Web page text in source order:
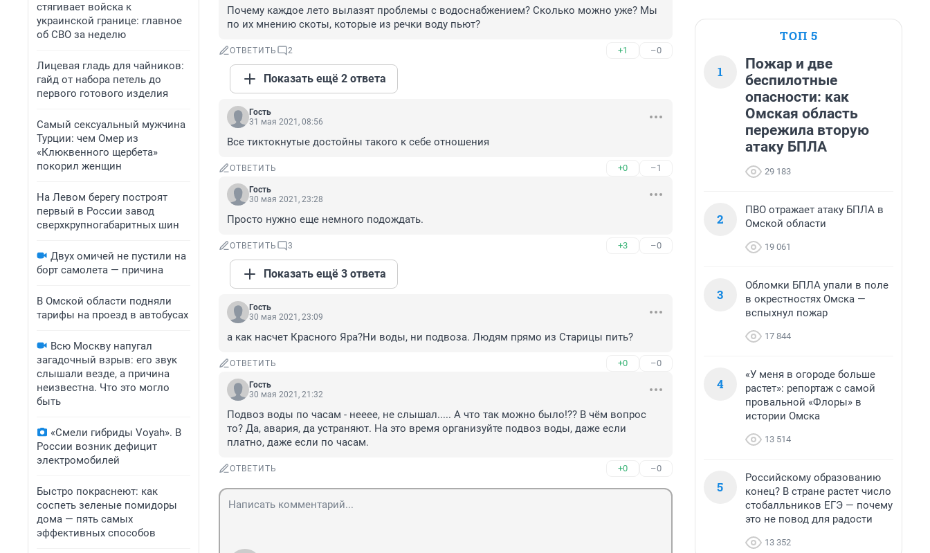
стягивает войска к
украинской границе: главное
об СВО за неделю
Лицевая гладь для чайников:
гайд от набора петель до
первого готового изделия
Самый сексуальный мужчина
Турции: чем Омер из
«Клюквенного щербета»
покорил женщин
На Левом берегу построят
первый в России завод
сверхкрупногабаритных шин
Двух омичей не пустили на
борт самолета — причина
В Омской области подняли
тарифы на проезд в автобусах
Всю Москву напугал
загадочный взрыв: его звук
слышали везде, а причина
неизвестна. Что это могло
быть
«Смели гибриды Voyah». В
России возник дефицит
электромобилей
Быстро покраснеют: как
соспеть зеленые помидоры
дома — пять самых
эффективных способов
Почему каждое лето вылазят проблемы с водоснабжением? Сколько можно уже? Мы
по их мнению скоты, которые из речки воду пьют?
ОТВЕТИТЬ 2 +1 –0
Показать ещё 2 ответа
Гость
31 мая 2021, 08:56
Все тиктокнутые достойны такого к себе отношения
ОТВЕТИТЬ +0 –1
Гость
30 мая 2021, 23:28
Просто нужно еще немного подождать.
ОТВЕТИТЬ 3 +3 –0
Показать ещё 3 ответа
Гость
30 мая 2021, 23:09
а как насчет Красного Яра?Ни воды, ни подвоза. Людям прямо из Старицы пить?
ОТВЕТИТЬ +0 –0
Гость
30 мая 2021, 21:32
Подвоз воды по часам - нееее, не слышал..... А что так можно было!?? В чём вопрос
то? Да, авария, да устраняют. На это время организуйте подвоз воды, даже если
платно, даже если по часам.
ОТВЕТИТЬ +0 –0
ТОП 5
1
Пожар и две
беспилотные
опасности: как
Омская область
пережила вторую
атаку БПЛА
29 183
2
ПВО отражает атаку БПЛА в
Омской области
19 061
3
Обломки БПЛА упали в поле
в окрестностях Омска —
вспыхнул пожар
17 844
4
«У меня в огороде больше
растет»: репортаж с самой
провальной «Флоры» в
истории Омска
13 514
5
Российскому образованию
конец? В стране растет число
стобалльников ЕГЭ — почему
это не повод для радости
13 352